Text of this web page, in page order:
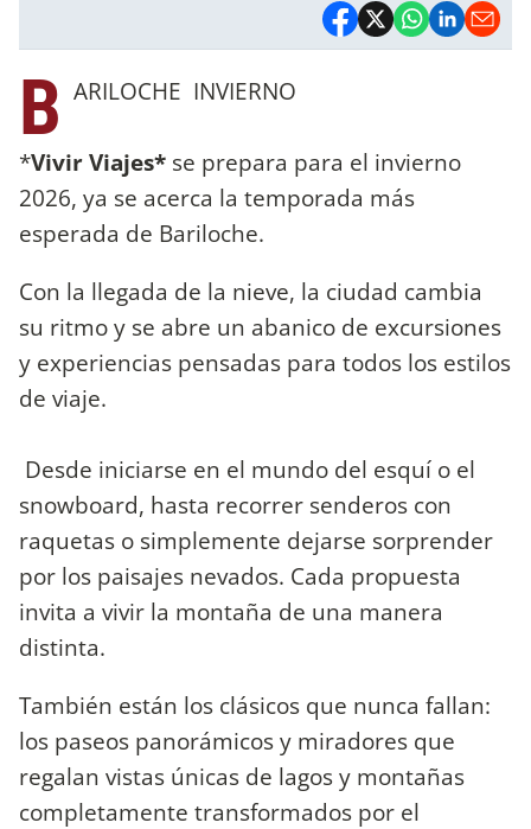
B ARILOCHE INVIERNO
*Vivir Viajes* se prepara para el invierno
2026, ya se acerca la temporada más
esperada de Bariloche.
Con la llegada de la nieve, la ciudad cambia
su ritmo y se abre un abanico de excursiones
y experiencias pensadas para todos los estilos
de viaje.
Desde iniciarse en el mundo del esquí o el
snowboard, hasta recorrer senderos con
raquetas o simplemente dejarse sorprender
por los paisajes nevados. Cada propuesta
invita a vivir la montaña de una manera
distinta.
También están los clásicos que nunca fallan:
los paseos panorámicos y miradores que
regalan vistas únicas de lagos y montañas
completamente transformados por el